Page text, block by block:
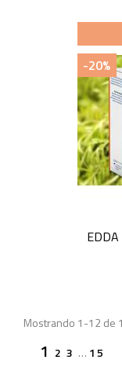
-20%
Mostrando 1-12 de
1 2 3 … 15